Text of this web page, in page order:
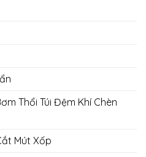
Thổi Túi Đệm Khí Chèn
Mút Xốp